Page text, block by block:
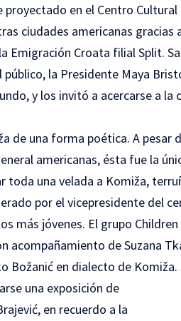
en el Centro
ciudades americanas gracias
Emigración Croata filial Split.
público, la Presidente Maya
y los invitó a acercarse a la
de una forma poética. A pesar
americanas, ésta fue la
toda una velada a Komiža,
por el vicepresidente del
más jóvenes. El grupo
acompañamiento de Suzana
Božanić en dialecto de Komiža.
una exposición de
en recuerdo a la